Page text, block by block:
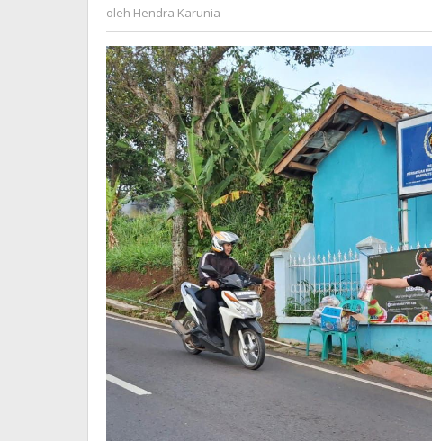
Takjil
Gratis
untuk
Warga
oleh Hendra Karunia